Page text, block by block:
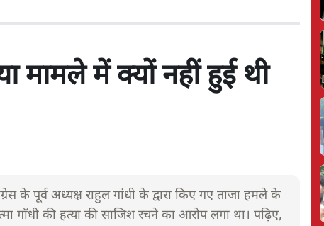
मामले में क्यों नहीं हुई थी
के पूर्व अध्यक्ष राहुल गांधी के द्वारा किए गए ताजा हमले के
गाँधी की हत्या की साजिश रचने का आरोप लगा था। पढ़िए,